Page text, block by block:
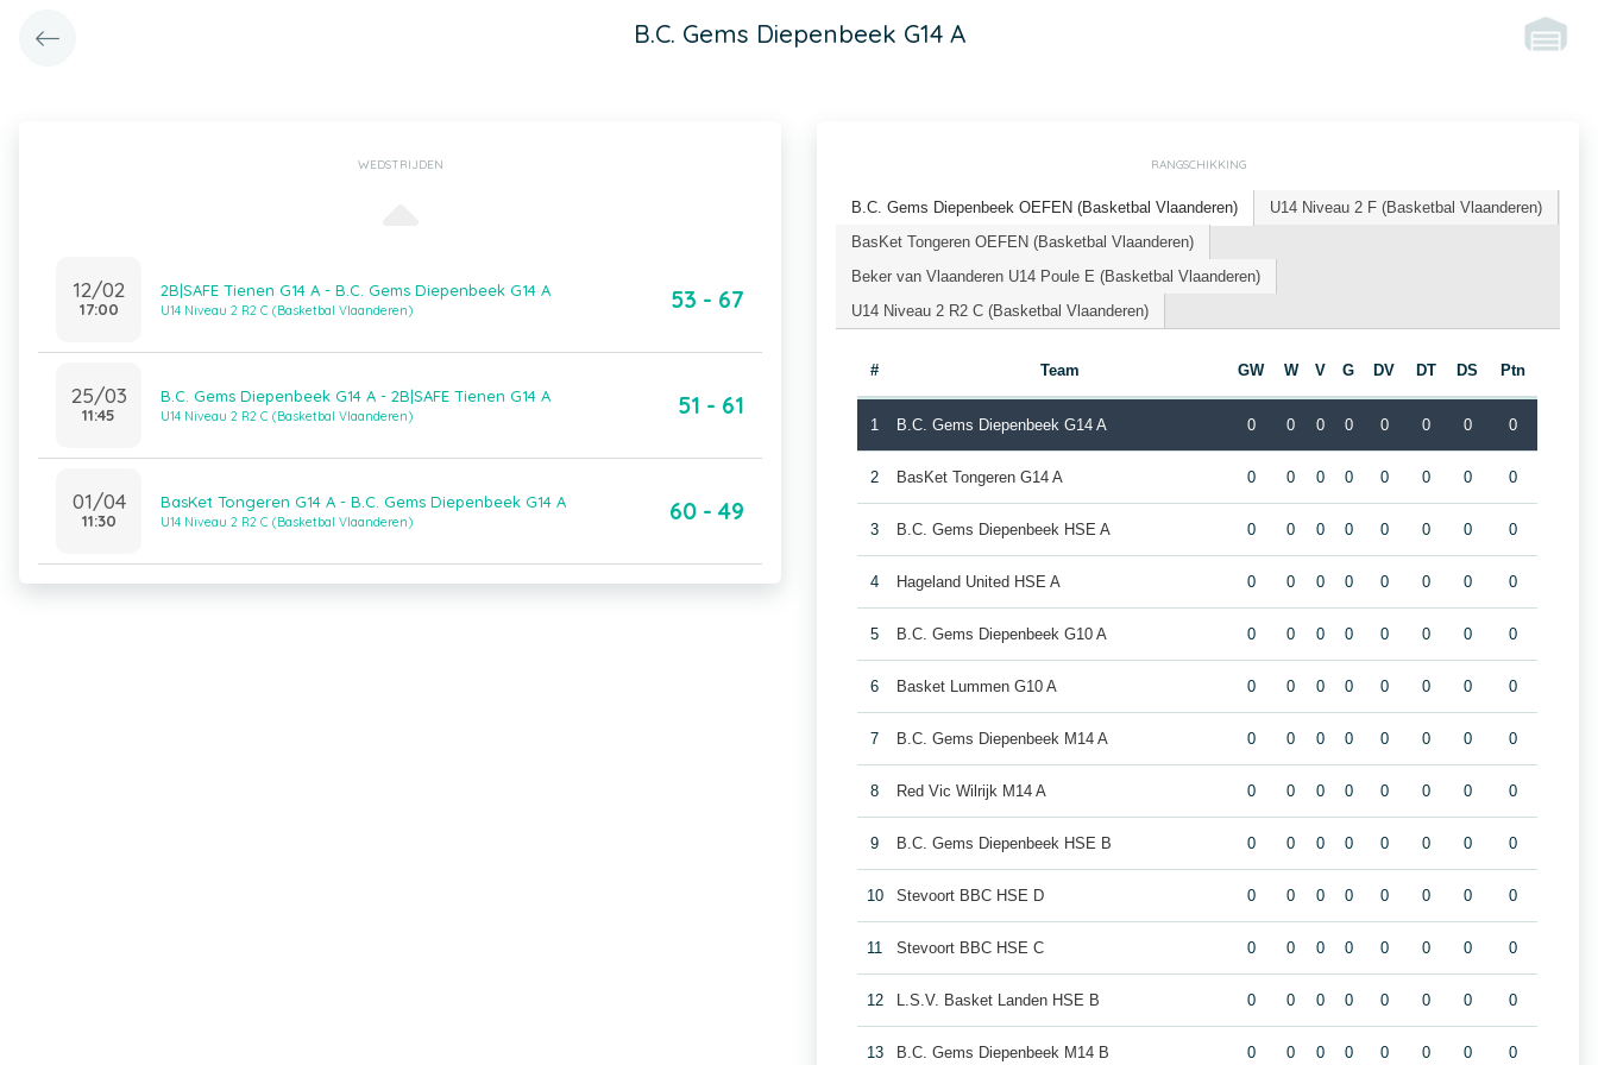
B.C. Gems Diepenbeek G14 A
WEDSTRIJDEN
12/02
17:00
2B|SAFE Tienen G14 A - B.C. Gems Diepenbeek G14 A
U14 Niveau 2 R2 C (Basketbal Vlaanderen) 53 - 67
25/03
11:45
B.C. Gems Diepenbeek G14 A - 2B|SAFE Tienen G14 A
U14 Niveau 2 R2 C (Basketbal Vlaanderen) 51 - 61
01/04
11:30
BasKet Tongeren G14 A - B.C. Gems Diepenbeek G14 A
U14 Niveau 2 R2 C (Basketbal Vlaanderen) 60 - 49
RANGSCHIKKING
B.C. Gems Diepenbeek OEFEN (Basketbal Vlaanderen)
U14 Niveau 2 F (Basketbal Vlaanderen)
BasKet Tongeren OEFEN (Basketbal Vlaanderen)
Beker van Vlaanderen U14 Poule E (Basketbal Vlaanderen)
U14 Niveau 2 R2 C (Basketbal Vlaanderen)
# Team GW W V G DV DT DS Ptn
1 B.C. Gems Diepenbeek G14 A 0 0 0 0 0 0 0 0
2 BasKet Tongeren G14 A 0 0 0 0 0 0 0 0
3 B.C. Gems Diepenbeek HSE A 0 0 0 0 0 0 0 0
4 Hageland United HSE A 0 0 0 0 0 0 0 0
5 B.C. Gems Diepenbeek G10 A 0 0 0 0 0 0 0 0
6 Basket Lummen G10 A 0 0 0 0 0 0 0 0
7 B.C. Gems Diepenbeek M14 A 0 0 0 0 0 0 0 0
8 Red Vic Wilrijk M14 A 0 0 0 0 0 0 0 0
9 B.C. Gems Diepenbeek HSE B 0 0 0 0 0 0 0 0
10 Stevoort BBC HSE D 0 0 0 0 0 0 0 0
11 Stevoort BBC HSE C 0 0 0 0 0 0 0 0
12 L.S.V. Basket Landen HSE B 0 0 0 0 0 0 0 0
13 B.C. Gems Diepenbeek M14 B 0 0 0 0 0 0 0 0